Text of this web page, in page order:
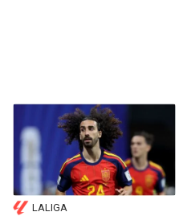
LALIGA